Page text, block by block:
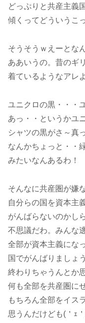
どっぷりと共産主義
傾くってどういうこ
そうそうｗえーとな
ああいうの。昔のギ
着ているようなアレ
ユニクロの黒・・・
あっ・・というかユ
シャツの黒がさ～真
なんかちょっと・・
みたいなんあるわ！
そんなに共産圏が嫌
自分らの国を資本主
がんばらないのかし
不思議だわ。みんな
全部が資本主義にな
国でがんばりましょ
終わりちゃうんとか
何も全部を共産圏に
もちろん全部をイス
思うんだけども(＇ｪ